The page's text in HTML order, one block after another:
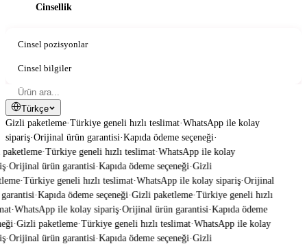
Cinsellik
Cinsel pozisyonlar
Cinsel bilgiler
Türkçe
Gizli paketleme·Türkiye geneli hızlı teslimat·WhatsApp ile kolay
sipariş·Orijinal ürün garantisi·Kapıda ödeme seçeneği·
·Türkiye geneli hızlı teslimat·WhatsApp ile kolay
·Orijinal ürün garantisi·Kapıda ödeme seçeneği·Gizli
·Türkiye geneli hızlı teslimat·WhatsApp ile kolay sipariş·Orijinal
·Kapıda ödeme seçeneği·Gizli paketleme·Türkiye geneli hızlı
·WhatsApp ile kolay sipariş·Orijinal ürün garantisi·Kapıda ödeme
·Gizli paketleme·Türkiye geneli hızlı teslimat·WhatsApp ile kolay
·Orijinal ürün garantisi·Kapıda ödeme seçeneği·Gizli